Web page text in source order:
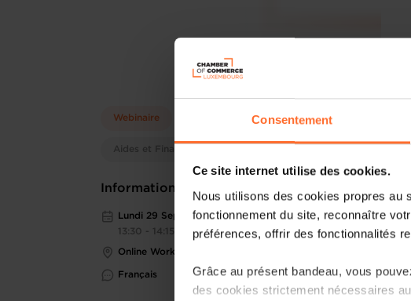
Consentement
Ce site internet utilise des cookies.
Nous utilisons des cookies propres au
fonctionnement du site, reconnaître
préférences, offrir des fonctionnalités
Grâce au présent bandeau, vous
des cookies strictement nécessaires
Webinaire
Aides et Financements
Informations pratiques
Lundi 29 Sep 2025
13:30 - 14:15
Online Workshop
Français